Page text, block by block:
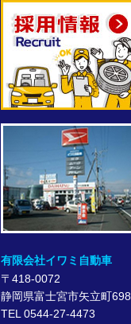
有限会社イワミ自動車
〒418-0072
静岡県富士宮市矢立町698
TEL 0544-27-4473